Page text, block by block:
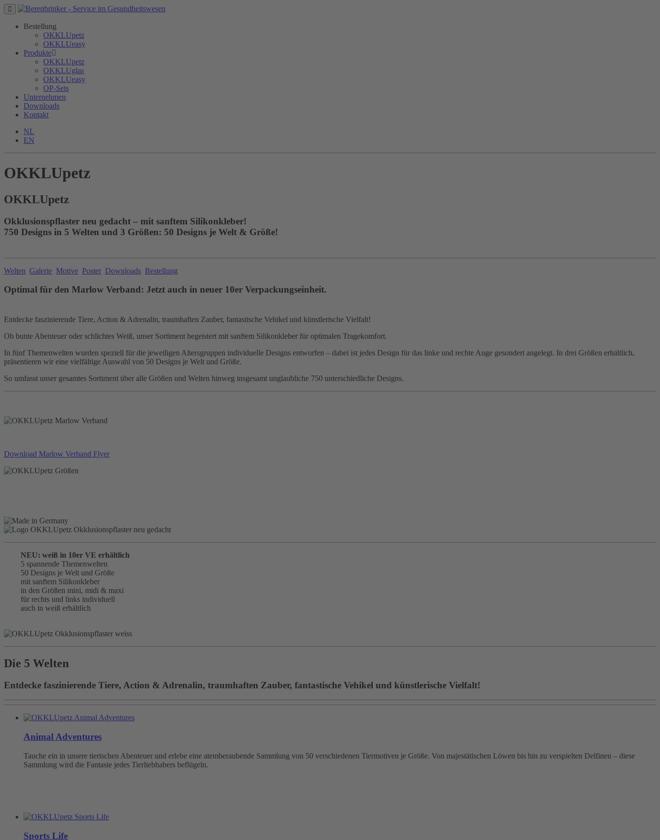
Bestellung
OKKLUpetz
OKKLUeasy
Produkte
OKKLUpetz
OKKLUglas
OKKLUeasy
OP-Sets
Unternehmen
Downloads
Kontakt
NL
EN
OKKLUpetz
OKKLUpetz
Okklusionspflaster neu gedacht – mit sanftem Silikonkleber!
750 Designs in 5 Welten und 3 Größen: 50 Designs je Welt & Größe!
Welten Galerie Motive Poster Downloads Bestellung
Optimal für den Marlow Verband: Jetzt auch in neuer 10er Verpackungseinheit.
Entdecke faszinierende Tiere, Action & Adrenalin, traumhaften Zauber, fantastische Vehikel und künstlerische Vielfalt!
Ob bunte Abenteuer oder schlichtes Weiß, unser Sortiment begeistert mit sanftem Silikonkleber für optimalen Tragekomfort.
In fünf Themenwelten wurden speziell für die jeweiligen Altersgruppen individuelle Designs entworfen – dabei ist jedes Design für das linke und rechte Auge gesondert angelegt. In drei Größen erhältlich,
präsentieren wir eine vielfältige Auswahl von 50 Designs je Welt und Größe.
So umfasst unser gesamtes Sortiment über alle Größen und Welten hinweg insgesamt unglaubliche 750 unterschiedliche Designs.
Download Marlow Verband Flyer
NEU: weiß in 10er VE erhältlich
5 spannende Themenwelten
50 Designs je Welt und Größe
mit sanftem Silikonkleber
in den Größen mini, midi & maxi
für rechts und links individuell
auch in weiß erhältlich
Die 5 Welten
Entdecke faszinierende Tiere, Action & Adrenalin, traumhaften Zauber, fantastische Vehikel und künstlerische Vielfalt!
Animal Adventures
Tauche ein in unsere tierischen Abenteuer und erlebe eine atemberaubende Sammlung von 50 verschiedenen Tiermotiven je Größe. Von majestätischen Löwen bis hin zu verspielten Delfinen – diese
Sammlung wird die Fantasie jedes Tierliebhabers beflügeln.
Sports Life